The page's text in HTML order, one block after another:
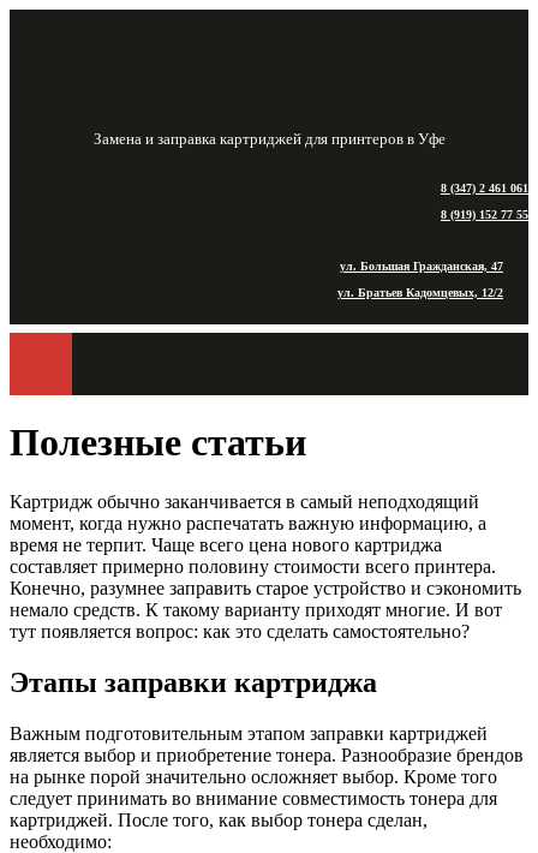
Замена и заправка картриджей для принтеров в Уфе
8 (347) 2 461 061
8 (919) 152 77 55
ул. Большая Гражданская, 47
ул. Братьев Кадомцевых, 12/2
Полезные статьи
Картридж обычно заканчивается в самый неподходящий
момент, когда нужно распечатать важную информацию, а
время не терпит. Чаще всего цена нового картриджа
составляет примерно половину стоимости всего принтера.
Конечно, разумнее заправить старое устройство и сэкономить
немало средств. К такому варианту приходят многие. И вот
тут появляется вопрос: как это сделать самостоятельно?
Этапы заправки картриджа
Важным подготовительным этапом заправки картриджей
является выбор и приобретение тонера. Разнообразие брендов
на рынке порой значительно осложняет выбор. Кроме того
следует принимать во внимание совместимость тонера для
картриджей. После того, как выбор тонера сделан,
необходимо: